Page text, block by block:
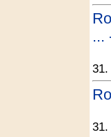
...
31.
31.